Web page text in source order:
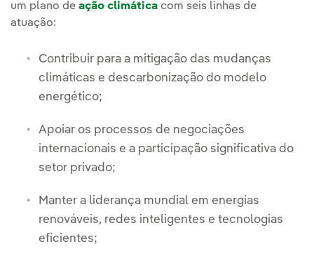
um plano de ação climática com seis linhas de
atuação:
Contribuir para a mitigação das mudanças
climáticas e descarbonização do modelo
energético;
Apoiar os processos de negociações
internacionais e a participação significativa do
setor privado;
Manter a liderança mundial em energias
renováveis, redes inteligentes e tecnologias
eficientes;